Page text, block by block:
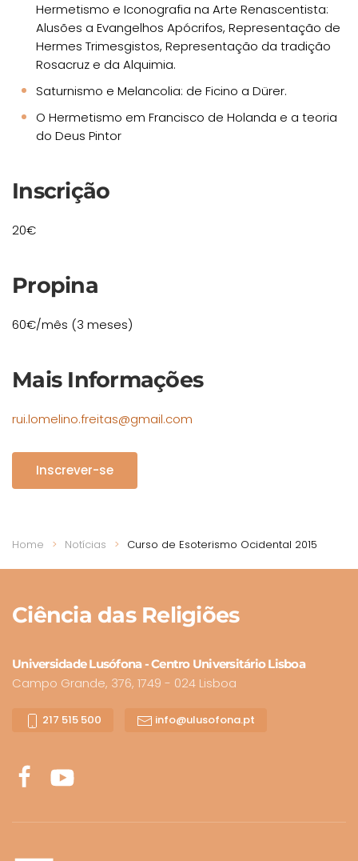
Hermetismo e Iconografia na Arte Renascentista:
Alusões a Evangelhos Apócrifos, Representação de
Hermes Trimesgistos, Representação da tradição
Rosacruz e da Alquimia.
Saturnismo e Melancolia: de Ficino a Dürer.
O Hermetismo em Francisco de Holanda e a teoria
do Deus Pintor
Inscrição
20€
Propina
60€/mês (3 meses)
Mais Informações
rui.lomelino.freitas@gmail.com
Inscrever-se
Home Notícias Curso de Esoterismo Ocidental 2015
Ciência das Religiões
Universidade Lusófona - Centro Universitário Lisboa
Campo Grande, 376, 1749 - 024 Lisboa
217 515 500 info@ulusofona.pt